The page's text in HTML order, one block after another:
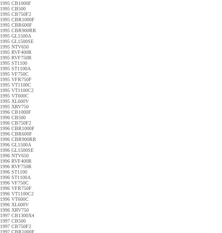
1995 CB1000F
1995 CB500
1995 CB750F2
1995 CBR1000F
1995 CBR600F
1995 CBR900RR
1995 GL1500A
1995 GL1500SE
1995 NTV650
1995 RVF400R
1995 RVF750R
1995 ST1100
1995 ST1100A
1995 VF750C
1995 VFR750F
1995 VT1100C
1995 VT1100C2
1995 VT600C
1995 XL600V
1995 XRV750
1996 CB1000F
1996 CB500
1996 CB750F2
1996 CBR1000F
1996 CBR600F
1996 CBR900RR
1996 GL1500A
1996 GL1500SE
1996 NTV650
1996 RVF400R
1996 RVF750R
1996 ST1100
1996 ST1100A
1996 VF750C
1996 VFR750F
1996 VT1100C2
1996 VT600C
1996 XL600V
1996 XRV750
1997 CB1300X4
1997 CB500
1997 CB750F2
1997 CBR1000F